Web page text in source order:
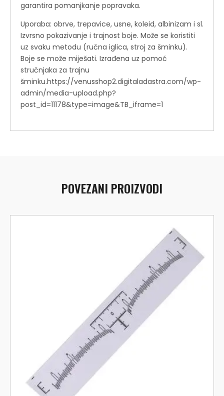
garantira pomanjkanje popravaka.
Uporaba: obrve, trepavice, usne, koleid, albinizam i sl.
Izvrsno pokazivanje i trajnost boje. Može se koristiti
uz svaku metodu (ručna iglica, stroj za šminku).
Boje se može miješati. Izrađena uz pomoć
stručnjaka za trajnu
šminku.https://venusshop2.digitaladastra.com/wp-
admin/media-upload.php?
post_id=11178&type=image&TB_iframe=1
POVEZANI PROIZVODI